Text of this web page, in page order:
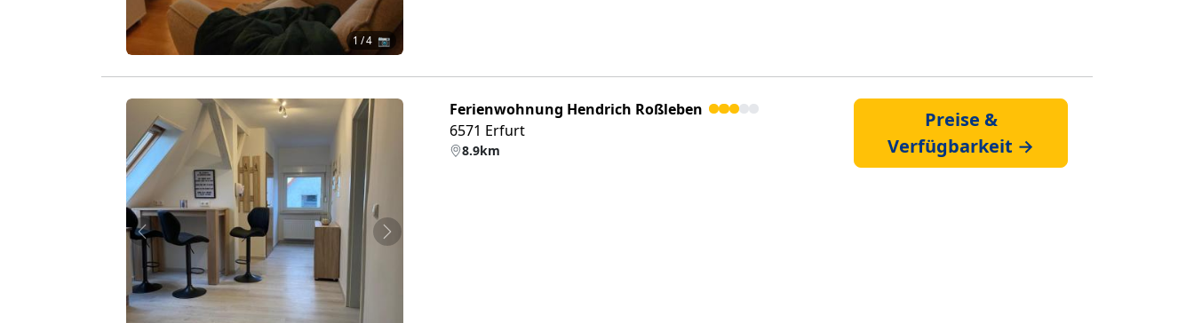
1 / 4 📷
Zurück Weiter
Ferienwohnung Hendrich Roßleben
6571 Erfurt
8.9km
Preise &
Verfügbarkeit →